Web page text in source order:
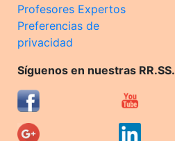
Profesores Expertos
Preferencias de
privacidad
Síguenos en nuestras RR.SS.